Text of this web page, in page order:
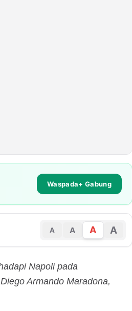
Waspada+ Gabung
A A A A
Napoli pada
Armando Maradona,